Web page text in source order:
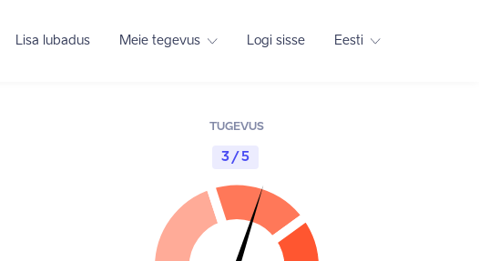
Lisa lubadus Meie tegevus Logi sisse Eesti
TUGEVUS
3 / 5